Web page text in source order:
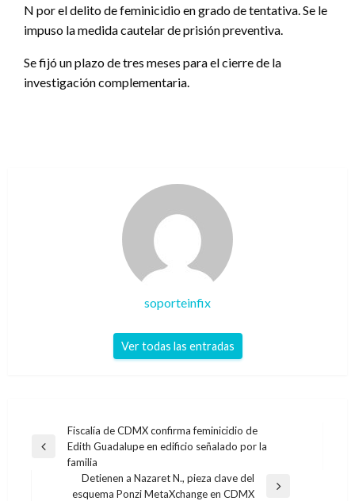
N por el delito de feminicidio en grado de tentativa. Se le
impuso la medida cautelar de prisión preventiva.
Se fijó un plazo de tres meses para el cierre de la
investigación complementaria.
soporteinfix
Ver todas las entradas
Navegación
de
entradas
Entrada
anterior
Fiscalía de CDMX confirma feminicidio de
Edith Guadalupe en edificio señalado por la
familia
Entrada
Detienen a Nazaret N., pieza clave del
esquema Ponzi MetaXchange en CDMX